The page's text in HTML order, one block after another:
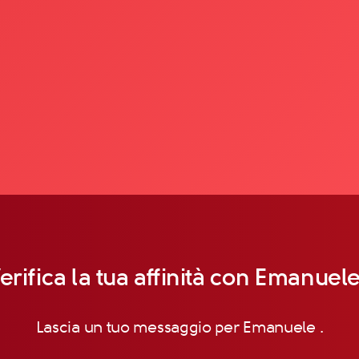
la tua affinità con
Lascia un tuo messaggio per Emanuele .